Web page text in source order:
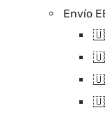
Envío